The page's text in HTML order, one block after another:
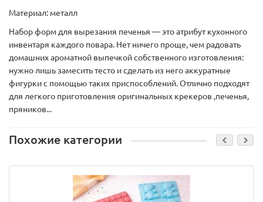
Материал: металл
Набор форм для вырезания печенья — это атрибут кухонного
инвентаря каждого повара. Нет ничего проще, чем радовать
домашних ароматной выпечкой собственного изготовления:
нужно лишь замесить тесто и сделать из него аккуратные
фигурки с помощью таких приспособлений. Отлично подходят
для легкого приготовления оригинальных крекеров ,печенья,
пряников...
Похожие категории